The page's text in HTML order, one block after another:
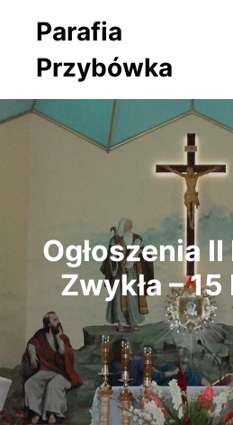
Parafia
Przybówka
Ogłoszenia
Zwykła –